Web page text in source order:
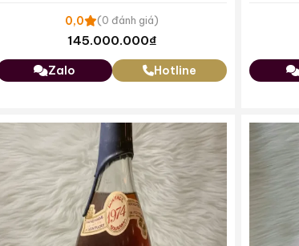
0,0 (0 đánh giá)
145.000.000₫
Zalo Hotline